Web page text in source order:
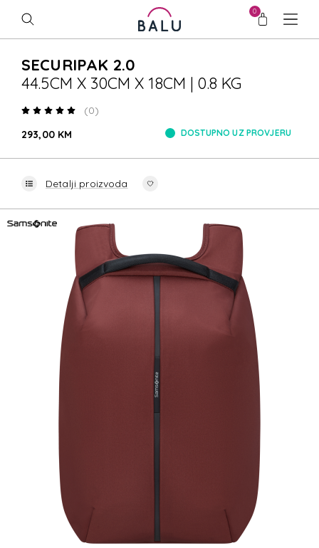
0
SECURIPAK 2.0
44.5CM X 30CM X 18CM | 0.8 KG
(0)
293,00 KM
DOSTUPNO UZ PROVJERU
Detalji proizvoda